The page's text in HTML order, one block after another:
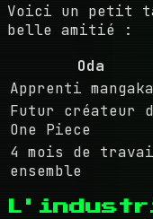
Voici un petit
belle amitié :
Oda
Apprenti mangaka
Futur créateur
One Piece
4 mois de
ensemble